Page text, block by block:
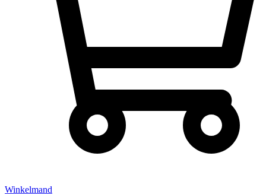
Winkelmand